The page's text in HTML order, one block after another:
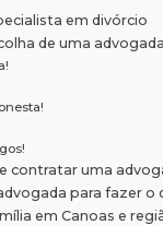
em divórcio
de uma
contratar uma
para fazer o
em Canoas e